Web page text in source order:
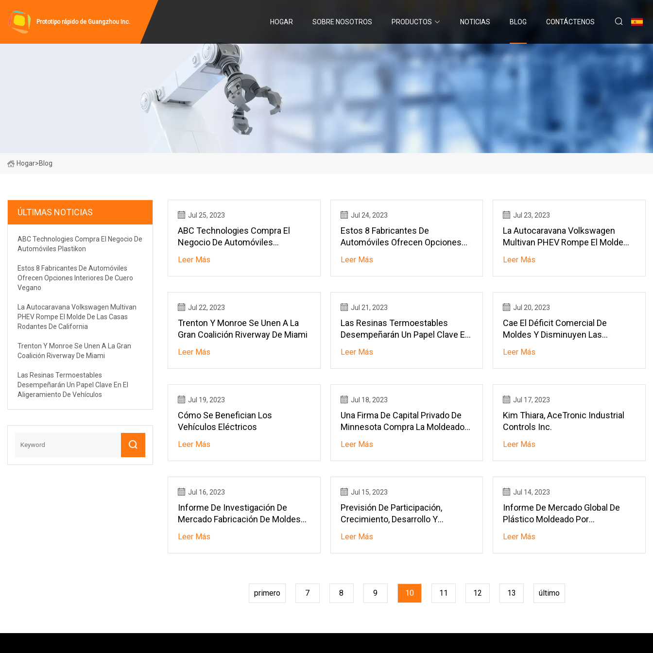
Prototipo rápido de Guangzhou Inc. HOGAR SOBRE NOSOTROS PRODUCTOS NOTICIAS BLOG CONTÁCTENOS
Hogar>Blog
ÚLTIMAS NOTICIAS
ABC Technologies Compra El Negocio De
Automóviles Plastikon
Estos 8 Fabricantes De Automóviles
Ofrecen Opciones Interiores De Cuero
Vegano
La Autocaravana Volkswagen Multivan
PHEV Rompe El Molde De Las Casas
Rodantes De California
Trenton Y Monroe Se Unen A La Gran
Coalición Riverway De Miami
Las Resinas Termoestables
Desempeñarán Un Papel Clave En El
Aligeramiento De Vehículos
Jul 25, 2023
ABC Technologies Compra El
Negocio De Automóviles
Leer Más
Jul 24, 2023
Estos 8 Fabricantes De
Automóviles Ofrecen Opciones
Leer Más
Jul 23, 2023
La Autocaravana Volkswagen
Multivan PHEV Rompe El Molde
California
Leer Más
Jul 22, 2023
Trenton Y Monroe Se Unen A La
Gran Coalición Riverway De Miami
Leer Más
Jul 21, 2023
Las Resinas Termoestables
Desempeñarán Un Papel Clave En
Leer Más
Jul 20, 2023
Cae El Déficit Comercial De
Moldes Y Disminuyen Las
Leer Más
Jul 19, 2023
Cómo Se Benefician Los
Vehículos Eléctricos
Leer Más
Jul 18, 2023
Una Firma De Capital Privado De
Minnesota Compra La Moldeadora
Leer Más
Jul 17, 2023
Kim Thiara, AceTronic Industrial
Controls Inc.
Leer Más
Jul 16, 2023
Informe De Investigación De
Mercado Fabricación De Moldes
(2023)
Leer Más
Jul 15, 2023
Previsión De Participación,
Crecimiento, Desarrollo Y
Mercado De Fundición De
Aluminio Hasta 2029
Leer Más
Jul 14, 2023
Informe De Mercado Global De
Plástico Moldeado Por
Leer Más
primero 7 8 9 10 11 12 13 último